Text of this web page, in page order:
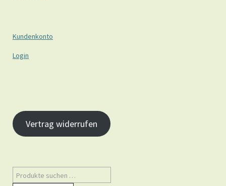
Kundenkonto
Login
Vertrag widerrufen